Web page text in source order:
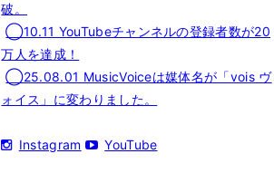
破。
◯10.11 YouTubeチャンネルの登録者数が20
万人を達成！
◯25.08.01 MusicVoiceは媒体名が「vois ヴ
ォイス」に変わりました。
Instagram YouTube